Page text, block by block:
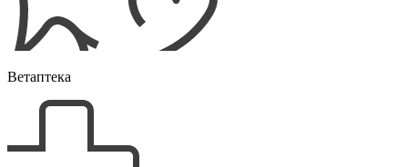
Ветаптека